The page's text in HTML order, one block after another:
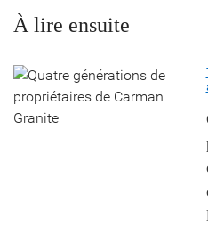
À lire ensuite